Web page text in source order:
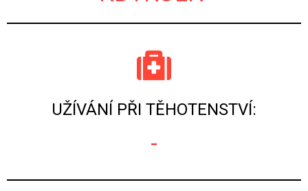
UŽÍVÁNÍ PŘI TĚHOTENSTVÍ:
-